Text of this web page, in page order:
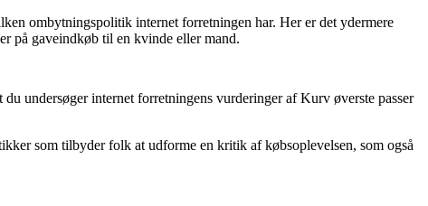
ombytningspolitik internet forretningen har. Her er det ydermere
på gaveindkøb til en kvinde eller mand.
undersøger internet forretningens vurderinger af Kurv øverste passer
som tilbyder folk at udforme en kritik af købsoplevelsen, som også